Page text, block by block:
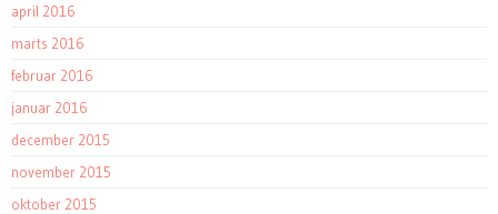
april 2016
marts 2016
februar 2016
januar 2016
december 2015
november 2015
oktober 2015